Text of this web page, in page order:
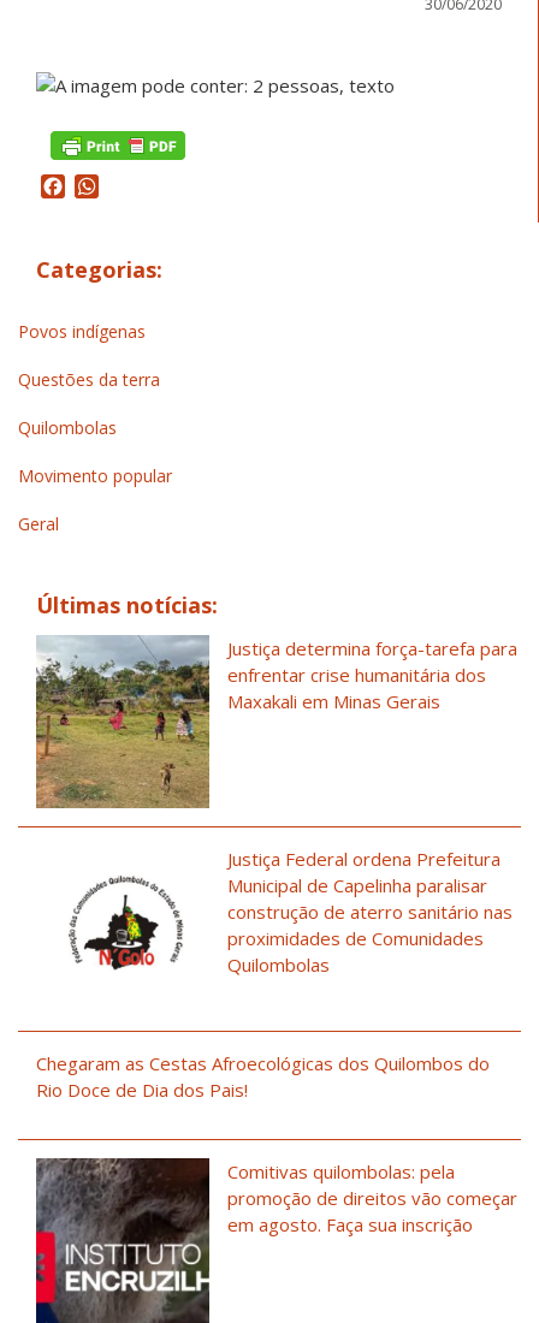
Facebook
Categorias:
Povos indígenas
Questões da terra
Quilombolas
Movimento popular
Geral
Últimas notícias:
Justiça determina força-tarefa para
enfrentar crise humanitária dos
Maxakali em Minas Gerais
Justiça Federal ordena Prefeitura
Municipal de Capelinha paralisar
construção de aterro sanitário nas
proximidades de Comunidades
Quilombolas
Chegaram as Cestas Afroecológicas dos Quilombos do
Rio Doce de Dia dos Pais!
Comitivas quilombolas: pela
promoção de direitos vão começar
em agosto. Faça sua inscrição